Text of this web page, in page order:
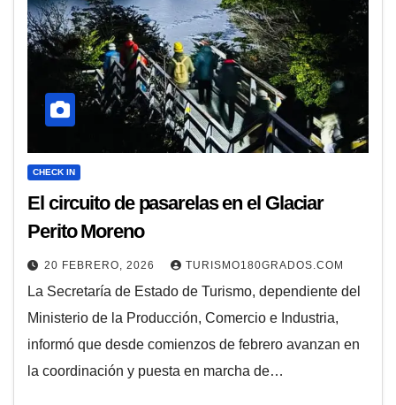
CHECK IN
El circuito de pasarelas en el Glaciar
Perito Moreno
20 FEBRERO, 2026 TURISMO180GRADOS.COM
La Secretaría de Estado de Turismo, dependiente del
Ministerio de la Producción, Comercio e Industria,
informó que desde comienzos de febrero avanzan en
la coordinación y puesta en marcha de…